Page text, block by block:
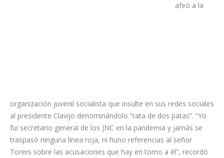
organización juvenil socialista que insulte en sus redes sociales
al presidente Clavijo denominándolo “rata de dos patas”. “Yo
fui secretario general de los JNC en la pandemia y jamás se